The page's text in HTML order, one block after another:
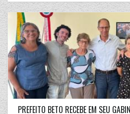
PREFEITO BETO RECEBE EM SEU